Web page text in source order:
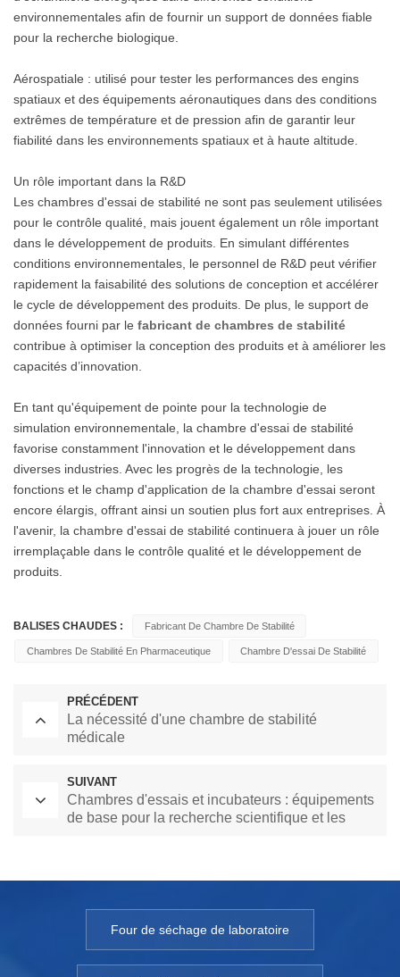
environnementales afin de fournir un support de données fiable
pour la recherche biologique.
Aérospatiale : utilisé pour tester les performances des engins
spatiaux et des équipements aéronautiques dans des conditions
extrêmes de température et de pression afin de garantir leur
fiabilité dans les environnements spatiaux et à haute altitude.
Un rôle important dans la R&D
Les chambres d'essai de stabilité ne sont pas seulement utilisées
pour le contrôle qualité, mais jouent également un rôle important
dans le développement de produits. En simulant différentes
conditions environnementales, le personnel de R&D peut vérifier
rapidement la faisabilité des solutions de conception et accélérer
le cycle de développement des produits. De plus, le support de
données fourni par le fabricant de chambres de stabilité
contribue à optimiser la conception des produits et à améliorer les
capacités d’innovation.
En tant qu'équipement de pointe pour la technologie de
simulation environnementale, la chambre d'essai de stabilité
favorise constamment l'innovation et le développement dans
diverses industries. Avec les progrès de la technologie, les
fonctions et le champ d'application de la chambre d'essai seront
encore élargis, offrant ainsi un soutien plus fort aux entreprises. À
l'avenir, la chambre d'essai de stabilité continuera à jouer un rôle
irremplaçable dans le contrôle qualité et le développement de
produits.
BALISES CHAUDES : Fabricant De Chambre De Stabilité
Chambres De Stabilité En Pharmaceutique Chambre D'essai De Stabilité
PRÉCÉDENT
La nécessité d'une chambre de stabilité
médicale
SUIVANT
Chambres d'essais et incubateurs : équipements
de base pour la recherche scientifique et les
Four de séchage de laboratoire